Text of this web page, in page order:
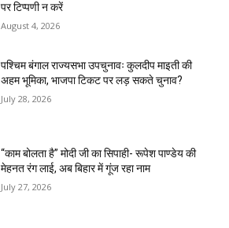
पर टिप्पणी न करें
August 4, 2026
पश्चिम बंगाल राज्यसभा उपचुनावः कुलदीप माइती की
अहम भूमिका, भाजपा टिकट पर लड़ सकते चुनाव?
July 28, 2026
“काम बोलता है” मोदी जी का सिपाही- रूपेश पाण्डेय की
मेहनत रंग लाई, अब बिहार में गूंज रहा नाम
July 27, 2026